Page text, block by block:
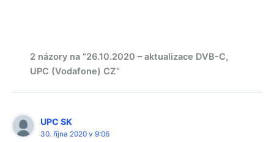
2 názory na “26.10.2020 – aktualizace DVB-C,
UPC (Vodafone) CZ”
UPC SK
30. října 2020 v 9:06